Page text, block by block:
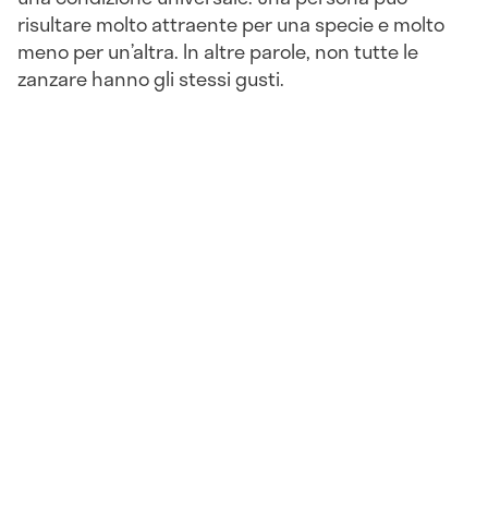
risultare molto attraente per una specie e molto
meno per un’altra. In altre parole, non tutte le
zanzare hanno gli stessi gusti.